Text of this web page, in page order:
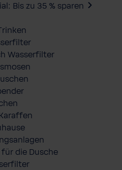
Bis zu 35 % sparen
Wasserfilter
die Dusche